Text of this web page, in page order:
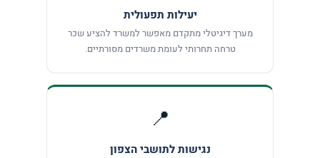
יעילות תפעולית
מערך דיגיטלי מתקדם מאפשר למשרד להציע שכר
טרחה תחרותי לעומת משרדים מסורתיים.
📍
נגישות לתושבי הצפון